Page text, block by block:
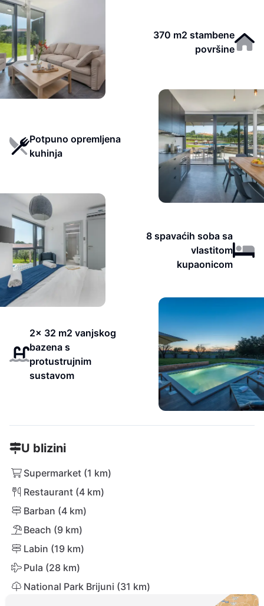
370 m2 stambene
površine
Potpuno opremljena
kuhinja
8 spavaćih soba sa
vlastitom
kupaonicom
2x 32 m2 vanjskog
bazena s
protustrujnim
sustavom
U blizini
Supermarket (1 km)
Restaurant (4 km)
Barban (4 km)
Beach (9 km)
Labin (19 km)
Pula (28 km)
National Park Brijuni (31 km)